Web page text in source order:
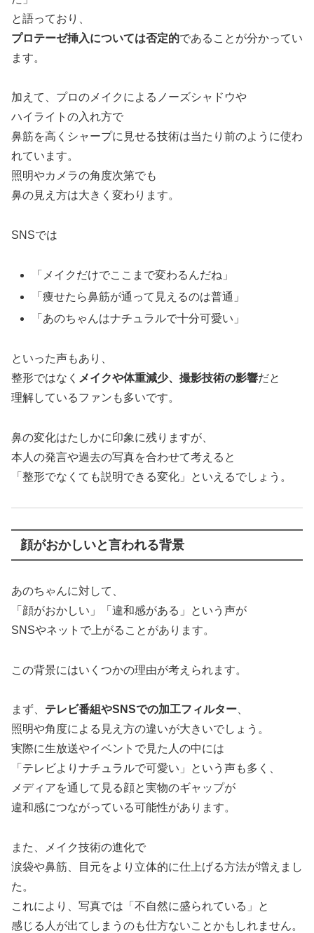
と語っており、
プロテーゼ挿入については否定的であることが分かってい
ます。
加えて、プロのメイクによるノーズシャドウや
ハイライトの入れ方で
鼻筋を高くシャープに見せる技術は当たり前のように使わ
れています。
照明やカメラの角度次第でも
鼻の見え方は大きく変わります。
SNSでは
「メイクだけでここまで変わるんだね」
「痩せたら鼻筋が通って見えるのは普通」
「あのちゃんはナチュラルで十分可愛い」
といった声もあり、
整形ではなく メイクや体重減少、撮影技術の影響だと
理解しているファンも多いです。
鼻の変化はたしかに印象に残りますが、
本人の発言や過去の写真を合わせて考えると
「整形でなくても説明できる変化」といえるでしょう。
顔がおかしいと言われる背景
あのちゃんに対して、
「顔がおかしい」「違和感がある」という声が
SNSやネットで上がることがあります。
この背景にはいくつかの理由が考えられます。
まず、 テレビ番組やSNSでの加工フィルター
照明や角度による見え方の違いが大きいでしょう。
実際に生放送やイベントで見た人の中には
「テレビよりナチュラルで可愛い」という声も多く、
メディアを通して見る顔と実物のギャップが
違和感につながっている可能性があります。
また、メイク技術の進化で
涙袋や鼻筋、目元をより立体的に仕上げる方法が増えまし
た。
これにより、写真では「不自然に盛られている」と
感じる人が出てしまうのも仕方ないことかもしれません。